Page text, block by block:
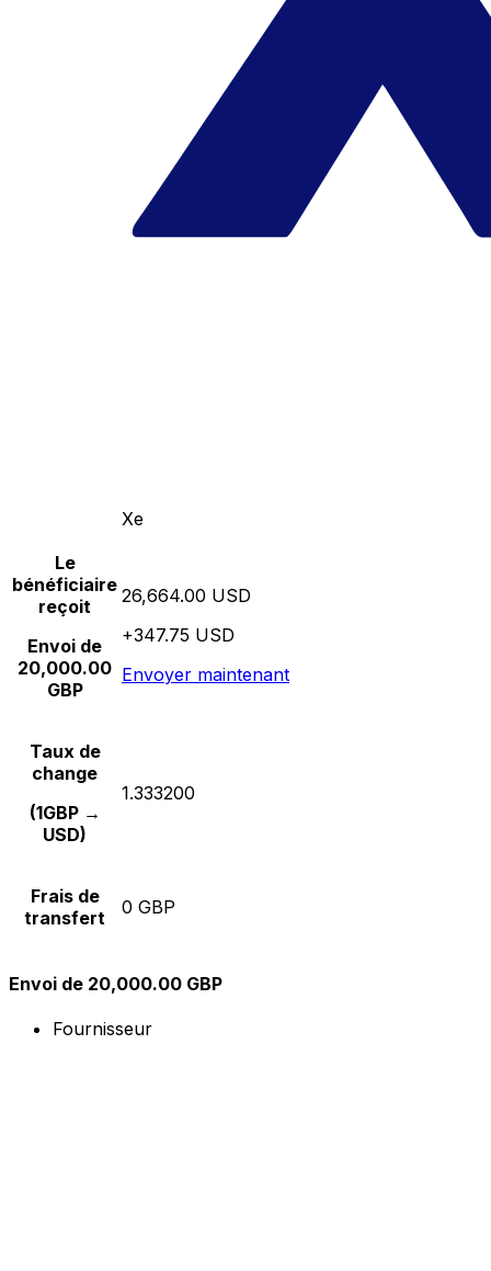
Xe
Le
bénéficiaire
reçoit
Envoi de
20,000.00
GBP
26,664.00 USD
+347.75 USD
Envoyer maintenant
Taux de
change
(1GBP →
USD)
1.333200
Frais de
transfert
0 GBP
Envoi de 20,000.00 GBP
Fournisseur